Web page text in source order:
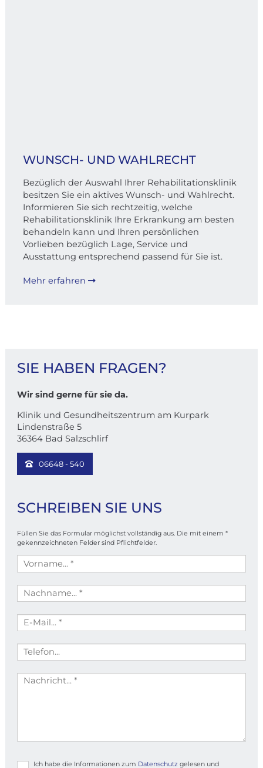
WUNSCH- UND WAHLRECHT
Bezüglich der Auswahl Ihrer Rehabilitationsklinik
besitzen Sie ein aktives Wunsch- und Wahlrecht.
Informieren Sie sich rechtzeitig, welche
Rehabilitationsklinik Ihre Erkrankung am besten
behandeln kann und Ihren persönlichen
Vorlieben bezüglich Lage, Service und
Ausstattung entsprechend passend für Sie ist.
Mehr erfahren
KONTAKT
SIE HABEN FRAGEN?
Wir sind gerne für sie da.
Klinik und Gesundheitszentrum am Kurpark
Lindenstraße 5
36364 Bad Salzschlirf
06648 - 540
SCHREIBEN SIE UNS
Füllen Sie das Formular möglichst vollständig aus. Die mit einem *
gekennzeichneten Felder sind Pflichtfelder.
Ich habe die Informationen zum Datenschutz gelesen und